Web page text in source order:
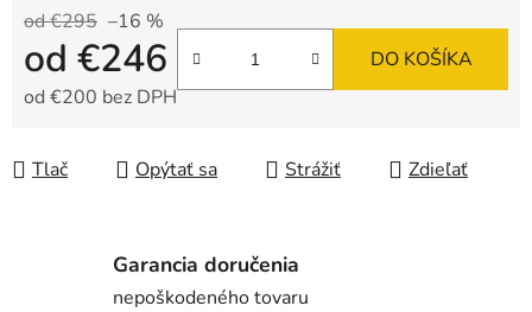
od €295 –16 %
od €246
od €200 bez DPH
DO KOŠÍKA
Tlač Opýtať sa Strážiť Zdieľať
Garancia doručenia
nepoškodeného tovaru